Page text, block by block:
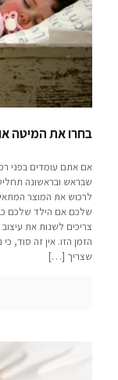
בחרו את המיטה
אם אתם עומדים בפני
שבראש ובראשונה
לרכוש את המוצר
שלכם אם הילד שלכם
צריכים לשנות את
הזמן הזו. אין זה סוד,
שצריך […]